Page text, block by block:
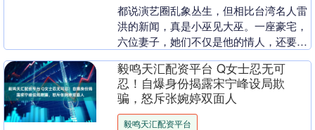
都说演艺圈乱象丛生，但相比台湾名人雷
洪的新闻，真是小巫见大巫。一座豪宅，
六位妻子，她们不仅是他的情人，还要替
台湾娱乐圈的传....
毅鸣天汇配资平台 Q女士忍无可
忍！自爆身份揭露宋宁峰设局欺
骗，怒斥张婉婷双面人
毅鸣天汇配资平台